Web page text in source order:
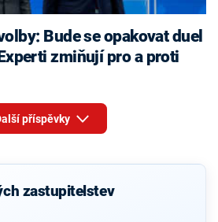
zmiňují pro a proti
příspěvky
zastupitelstev